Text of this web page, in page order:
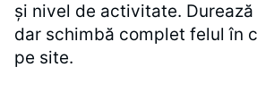
și nivel de activitate. Durează
dar schimbă complet felul în
pe site.